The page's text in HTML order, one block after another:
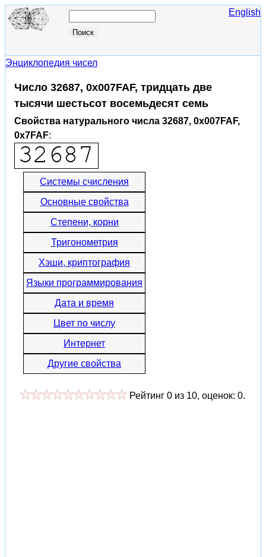
English
Энциклопедия чисел
Число 32687, 0x007FAF, тридцать две
тысячи шестьсот восемьдесят семь
Свойства натурального числа 32687, 0x007FAF,
0x7FAF:
Системы счисления
Основные свойства
Степени, корни
Тригонометрия
Хэши, криптография
Языки программирования
Дата и время
Цвет по числу
Интернет
Другие свойства
Рейтинг 0 из 10, оценок: 0.